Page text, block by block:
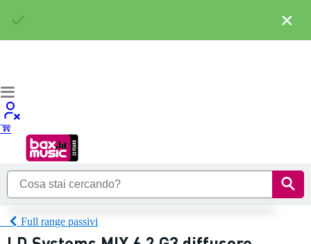
Full range passivi
×